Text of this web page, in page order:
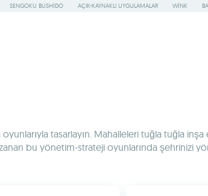
SENGOKU BUSHIDO AÇIK-KAYNAKLI UYGULAMALAR WINK
tasarlayın. Mahalleleri tuğla tuğla inşa
bu yönetim-strateji oyunlarında şehrinizi